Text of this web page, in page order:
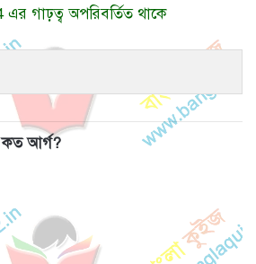
এর গাঢ়ত্ব অপরিবর্তিত থাকে
কত আর্গ?